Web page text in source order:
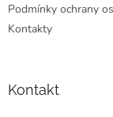
Podmínky ochrany
Kontakty
Kontakt